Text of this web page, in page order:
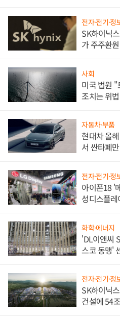
전자·전기·정
SK하이닉
가 주주환
사회
미국 법원 "
조치는 위
자동차·부품
현대차 올
서 싼타페
전자·전기·정
아이폰18 '
성디스플
화학·에너지
'DL이앤씨
스코 동맹'
전자·전기·정
SK하이닉
건설에 54